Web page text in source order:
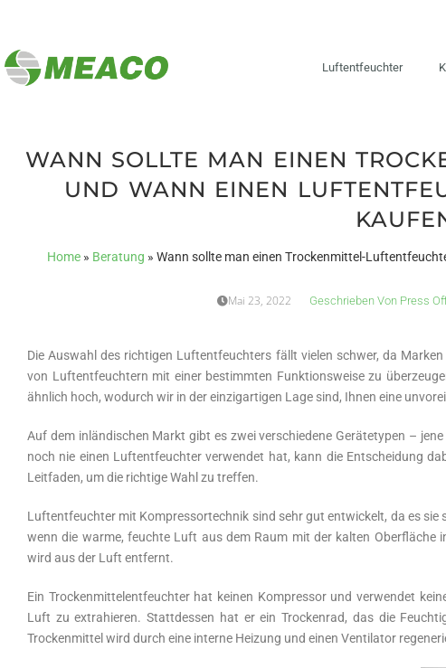
Luftentfeuchter
WANN SOLLTE MAN EINEN
UND WANN EINEN
Home» Beratung » Wann sollte man einen Trockenmittel-
Mai 23, 2022 Geschrieben VonPress
Die Auswahl des richtigen Luftentfeuchters fällt vielen schwer, da
von Luftentfeuchtern mit einer bestimmten Funktionsweise zu
ähnlich hoch, wodurch wir in der einzigartigen Lage sind, Ihnen eine
Auf dem inländischen Markt gibt es zwei verschiedene Gerätetypen –
noch nie einen Luftentfeuchter verwendet hat, kann die Entscheidung
Leitfaden, um die richtige Wahl zu treffen.
Luftentfeuchter mit Kompressortechnik sind sehr gut entwickelt, da es sie
wenn die warme, feuchte Luft aus dem Raum mit der kalten
wird aus der Luft entfernt.
Ein Trockenmittelentfeuchter hat keinen Kompressor und verwendet
Luft zu extrahieren. Stattdessen hat er ein Trockenrad, das die
Trockenmittel wird durch eine interne Heizung und einen Ventilator